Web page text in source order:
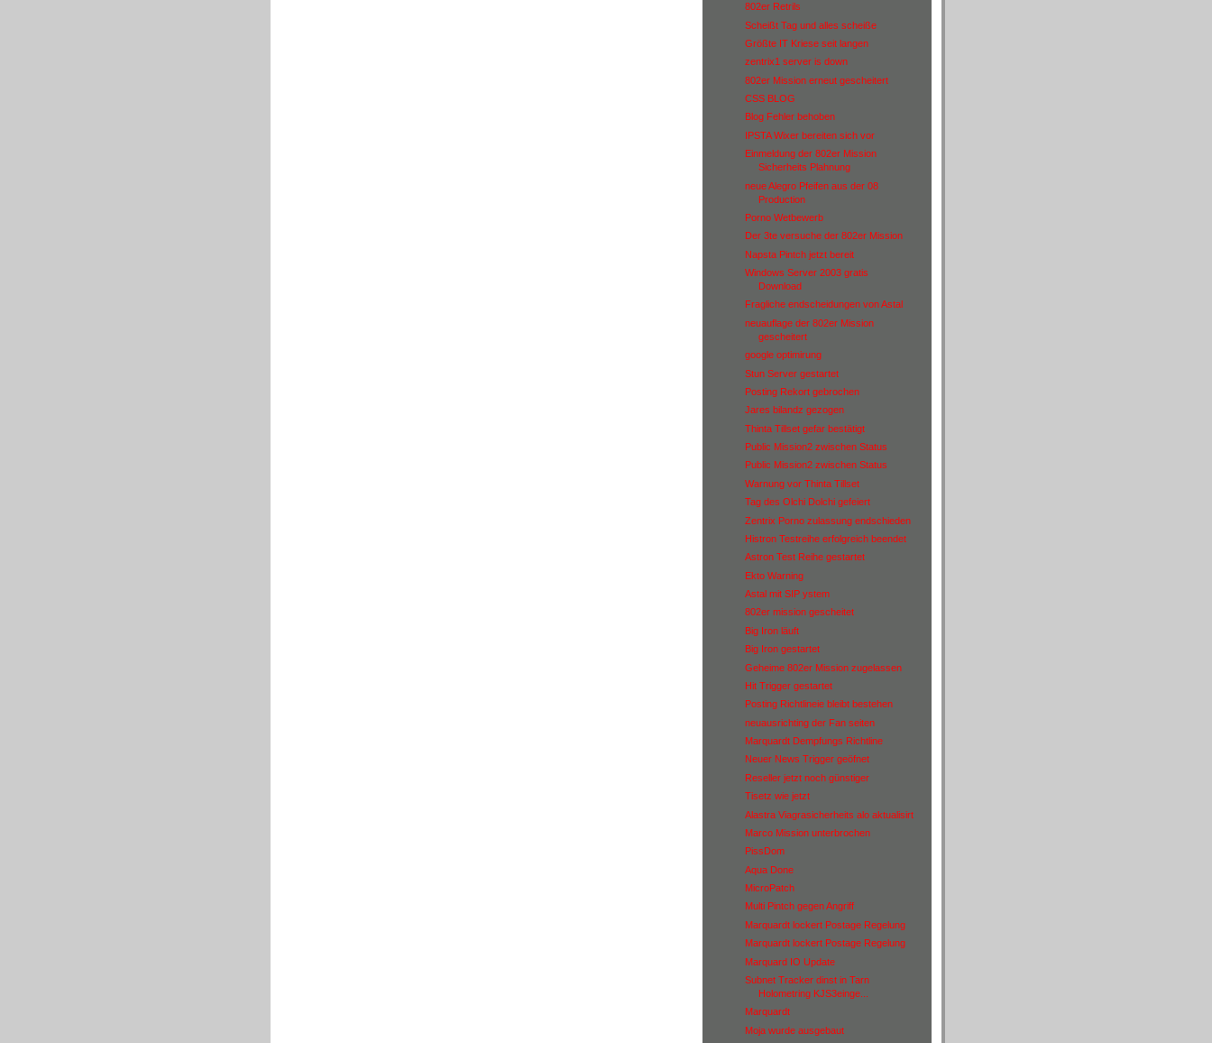
802er Retrils
Scheißt Tag und alles scheiße
Größte IT Kriese seit langen
zentrix1 server is down
802er Mission erneut gescheitert
CSS BLOG
Blog Fehler behoben
IPSTA Wixer bereiten sich vor
Einmeldung der 802er Mission
Sicherheits Plahnung
neue Alegro Pfeifen aus der 08
Production
Porno Wetbewerb
Der 3te versuche der 802er Mission
Napsta Pintch jetzt bereit
Windows Server 2003 gratis
Download
Fragliche endscheidungen von Astal
neuauflage der 802er Mission
gescheitert
google optimirung
Stun Server gestartet
Posting Rekort gebrochen
Jares bilandz gezogen
Thinta Tillset gefar bestätigt
Public Mission2 zwischen Status
Public Mission2 zwischen Status
Warnung vor Thinta Tillset
Tag des Olchi Dolchi gefeiert
Zentrix Porno zulassung endschieden
Histron Testreihe erfolgreich beendet
Astron Test Reihe gestartet
Ekto Warning
Astal mit SIP ystem
802er mission gescheitet
Big Iron läuft
Big Iron gestartet
Geheime 802er Mission zugelassen
Hit Trigger gestartet
Posting Richtlineie bleibt bestehen
neuausrichting der Fan seiten
Marquardt Dempfungs Richtline
Neuer News Trigger geöfnet
Reseller jetzt noch günstiger
Tisetz wie jetzt
Alastra Viagrasicherheits alo aktualisirt
Marco Mission unterbrochen
PissDom
Aqua Done
MicroPatch
Multi Pintch gegen Angriff
Marquardt lockert Postage Regelung
Marquardt lockert Postage Regelung
Marquard IO Update
Subnet Tracker dinst in Tarn
Holometring KJS3einge...
Marquardt
Moja wurde ausgebaut